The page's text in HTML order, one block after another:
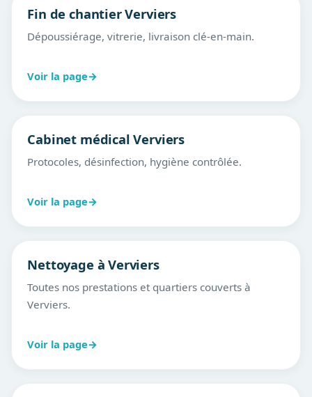
Fin de chantier Verviers
Dépoussiérage, vitrerie, livraison clé-en-main.
Voir la page→
Cabinet médical Verviers
Protocoles, désinfection, hygiène contrôlée.
Voir la page→
Nettoyage à Verviers
Toutes nos prestations et quartiers couverts à
Verviers.
Voir la page→